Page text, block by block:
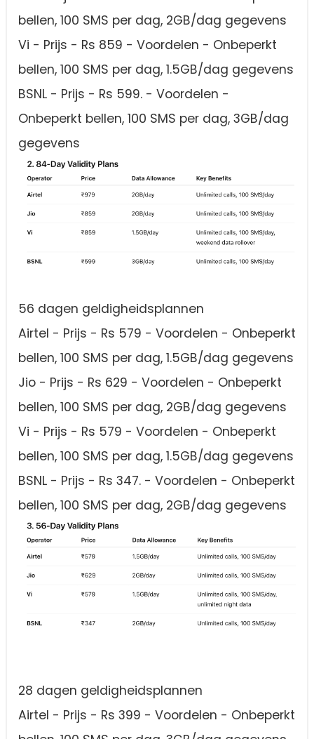
bellen, 100 SMS per dag, 2GB/dag gegevens
Vi - Prijs - Rs 859 - Voordelen - Onbeperkt
bellen, 100 SMS per dag, 1.5GB/dag gegevens
BSNL - Prijs - Rs 599. - Voordelen -
Onbeperkt bellen, 100 SMS per dag, 3GB/dag
gegevens
56 dagen geldigheidsplannen
Airtel - Prijs - Rs 579 - Voordelen - Onbeperkt
bellen, 100 SMS per dag, 1.5GB/dag gegevens
Jio - Prijs - Rs 629 - Voordelen - Onbeperkt
bellen, 100 SMS per dag, 2GB/dag gegevens
Vi - Prijs - Rs 579 - Voordelen - Onbeperkt
bellen, 100 SMS per dag, 1.5GB/dag gegevens
BSNL - Prijs - Rs 347. - Voordelen - Onbeperkt
bellen, 100 SMS per dag, 2GB/dag gegevens
28 dagen geldigheidsplannen
Airtel - Prijs - Rs 399 - Voordelen - Onbeperkt